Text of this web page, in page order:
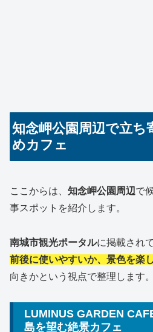
知念岬公園周辺で立
めカフェ
ここからは、 知念岬公園周辺で
事スポットを紹介します。
南城市観光ポータルに掲載され
前後に使いやすいか、景色を楽
向きかという視点で整理します。
LUMINUS GARDEN
島を望む絶景カフェ